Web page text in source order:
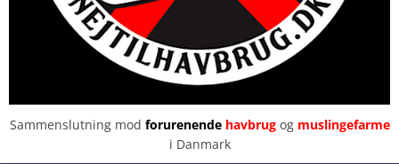
Sammenslutning mod forurenendehavbrugog muslingefarme
i Danmark